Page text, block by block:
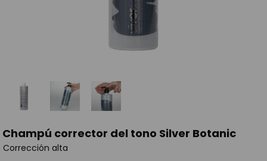
Champú corrector del tono Silver Botanic
Corrección alta